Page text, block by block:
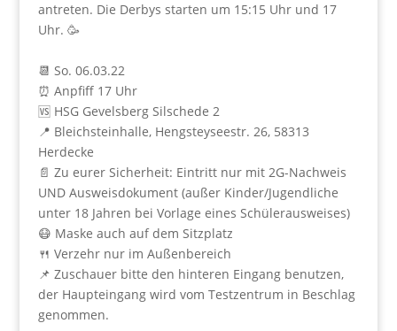
antreten. Die Derbys starten um 15:15 Uhr und 17
Uhr. 🥳
📆 So. 06.03.22
⏰ Anpfiff 17 Uhr
🆚 HSG Gevelsberg Silschede 2
📍 Bleichsteinhalle, Hengsteyseestr. 26, 58313
Herdecke
📄 Zu eurer Sicherheit: Eintritt nur mit 2G-Nachweis
UND Ausweisdokument (außer Kinder/Jugendliche
unter 18 Jahren bei Vorlage eines Schülerausweises)
😷 Maske auch auf dem Sitzplatz
🍴 Verzehr nur im Außenbereich
📌 Zuschauer bitte den hinteren Eingang benutzen,
der Haupteingang wird vom Testzentrum in Beschlag
genommen.